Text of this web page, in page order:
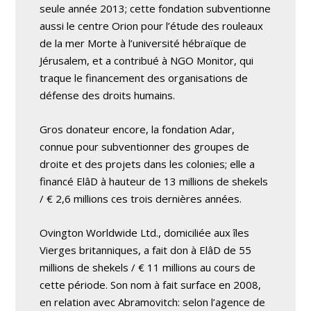
seule année 2013; cette fondation subventionne
aussi le centre Orion pour l’étude des rouleaux
de la mer Morte à l’université hébraïque de
Jérusalem, et a contribué à NGO Monitor, qui
traque le financement des organisations de
défense des droits humains.
Gros donateur encore, la fondation Adar,
connue pour subventionner des groupes de
droite et des projets dans les colonies; elle a
financé ElâD à hauteur de 13 millions de shekels
/ € 2,6 millions ces trois dernières années.
Ovington Worldwide Ltd., domiciliée aux îles
Vierges britanniques, a fait don à ElâD de 55
millions de shekels / € 11 millions au cours de
cette période. Son nom à fait surface en 2008,
en relation avec Abramovitch: selon l’agence de